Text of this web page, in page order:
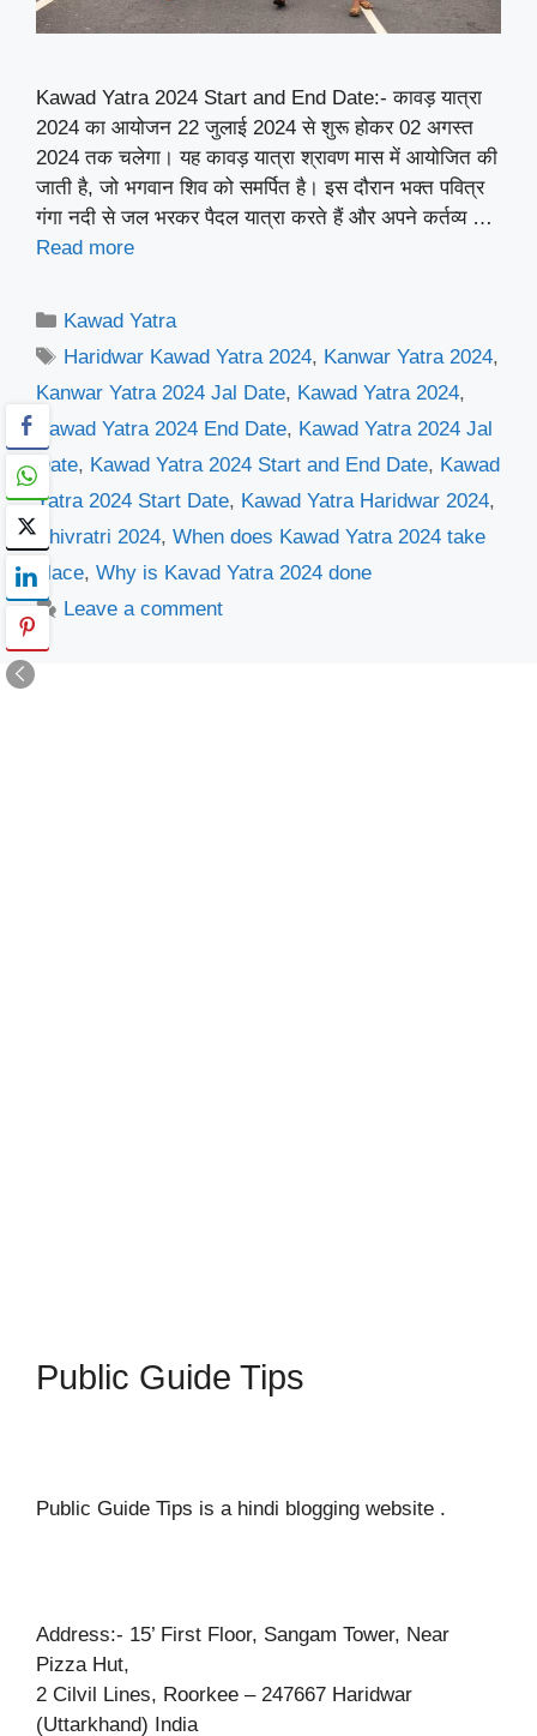
Kawad Yatra 2024 Start and End Date:- कावड़ यात्रा
2024 का आयोजन 22 जुलाई 2024 से शुरू होकर 02 अगस्त
2024 तक चलेगा। यह कावड़ यात्रा श्रावण मास में आयोजित की
जाती है, जो भगवान शिव को समर्पित है। इस दौरान भक्त पवित्र
गंगा नदी से जल भरकर पैदल यात्रा करते हैं और अपने कर्तव्य …
Read more
Categories
Kawad Yatra
Tags
Haridwar Kawad Yatra 2024, Kanwar Yatra 2024,
Kanwar Yatra 2024 Jal Date, Kawad Yatra 2024,
Kawad Yatra 2024 End Date, Kawad Yatra 2024 Jal
Date, Kawad Yatra 2024 Start and End Date, Kawad
Yatra 2024 Start Date, Kawad Yatra Haridwar 2024,
Shivratri 2024, When does Kawad Yatra 2024 take
place, Why is Kavad Yatra 2024 done
Leave a comment
Public Guide Tips
Public Guide Tips is a hindi blogging website .
Address:- 15’ First Floor, Sangam Tower, Near
Pizza Hut,
2 Cilvil Lines, Roorkee – 247667 Haridwar
(Uttarkhand) India